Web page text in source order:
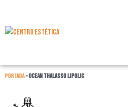
contenido
Portada»OCEAN THALASSO LIPOLIC